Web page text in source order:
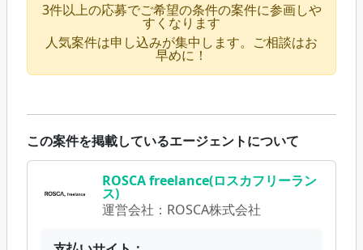
3件以上の応募でご希望の条件の案件に参画しや
すくなります
人気案件は申し込みが集中します。ご相談はお
早めに！
この案件を掲載しているエージェントについて
ROSCA freelance(ロスカフリーラン
ス)
運営会社： ROSCA株式会社